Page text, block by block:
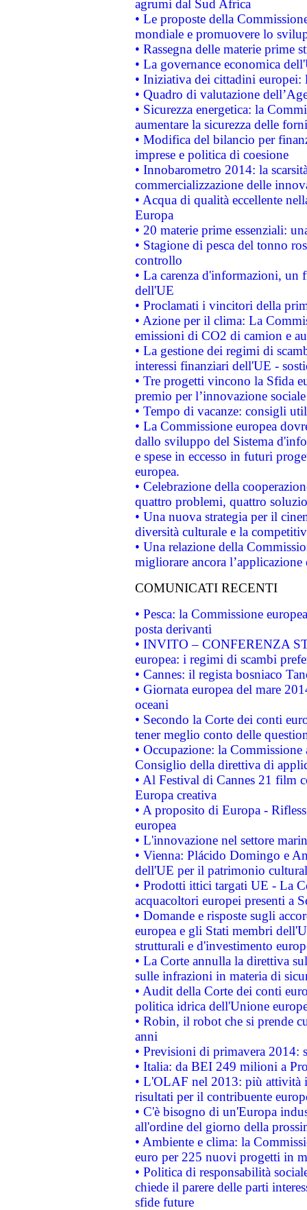
agrumi dal Sud Africa
• Le proposte della
mondiale e promuovere lo
• Rassegna delle materie prime
• La governance economica
• Iniziativa dei cittadini
• Quadro di valutazione
• Sicurezza energetica: la
aumentare la sicurezza delle
• Modifica del bilancio per
imprese e politica di coesione
• Innobarometro 2014: la
commercializzazione delle
• Acqua di qualità eccellente
Europa
• 20 materie prime essenziali:
• Stagione di pesca del tonno
controllo
• La carenza d'informazioni, un
dell'UE
• Proclamati i vincitori della
• Azione per il clima: La
emissioni di CO2 di camion e
• La gestione dei regimi di
interessi finanziari dell'UE -
• Tre progetti vincono la Sfida
premio per l’innovazione sociale
• Tempo di vacanze: consigli
• La Commissione europea
dallo sviluppo del Sistema
e spese in eccesso in futuri
europea.
• Celebrazione della
quattro problemi, quattro
• Una nuova strategia per il
diversità culturale e la
• Una relazione della
migliorare ancora
COMUNICATI RECENTI
• Pesca: la Commissione
posta derivanti
• INVITO – CONFERENZA
europea: i regimi di scambi
• Cannes: il regista bosniaco
• Giornata europea del mare
oceani
• Secondo la Corte dei conti
tener meglio conto delle
• Occupazione: la
Consiglio della direttiva di
• Al Festival di Cannes 21 film
Europa creativa
• A proposito di Europa -
europea
• L'innovazione nel settore
• Vienna: Plácido Domingo e
dell'UE per il patrimonio
• Prodotti ittici targati UE - La
acquacoltori europei presenti a
• Domande e risposte sugli
europea e gli Stati membri
strutturali e d'investimento
• La Corte annulla la direttiva
sulle infrazioni in materia di
• Audit della Corte dei conti
politica idrica dell'Unione
• Robin, il robot che si prende
anni
• Previsioni di primavera 2014:
• Italia: da BEI 249 milioni a
• L'OLAF nel 2013: più attività
risultati per il contribuente
• C'è bisogno di un'Europa
all'ordine del giorno della
• Ambiente e clima: la
euro per 225 nuovi progetti in
• Politica di responsabilità
chiede il parere delle parti
sfide future